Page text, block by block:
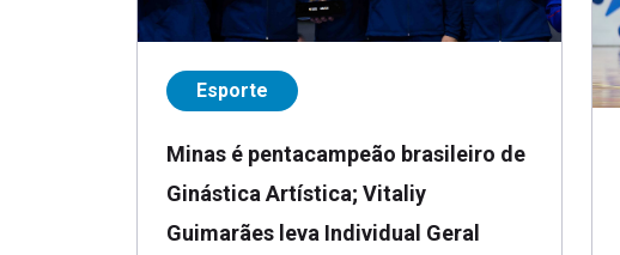
Esporte
Minas é pentacampeão brasileiro de
Ginástica Artística; Vitaliy
Guimarães leva Individual Geral